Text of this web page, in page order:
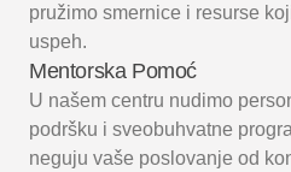
pružimo smernice i resurse
uspeh.
Mentorska Pomoć
U našem centru nudimo
podršku i sveobuhvatne
neguju vaše poslovanje od